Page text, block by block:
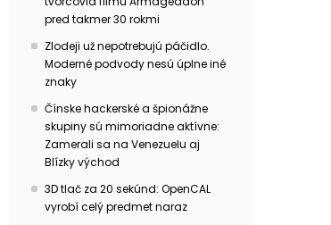
pred takmer 30 rokmi
Zlodeji už nepotrebujú páčidlo.
Moderné podvody nesú úplne iné
znaky
Čínske hackerské a špionážne
skupiny sú mimoriadne aktívne:
Zamerali sa na Venezuelu aj
Blízky východ
3D tlač za 20 sekúnd: OpenCAL
vyrobí celý predmet naraz